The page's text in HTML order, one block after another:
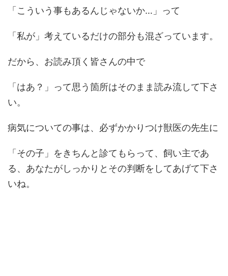
「こういう事もあるんじゃないか…」って
「私が」考えているだけの部分も混ざっています。
だから、お読み頂く皆さんの中で
「はあ？」って思う箇所はそのまま読み流して下さ
い。
病気についての事は、必ずかかりつけ獣医の先生に
「その子」をきちんと診てもらって、飼い主であ
る、あなたがしっかりとその判断をしてあげて下さ
いね。